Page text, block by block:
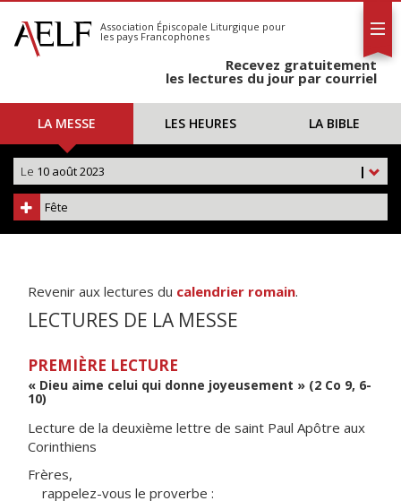
S'abonner
Calendrier
Association Épiscopale Liturgique pour
les pays Francophones
Recevez gratuitement
les lectures du jour par courriel
LA MESSE LES HEURES LA BIBLE
|
Le 10 août 2023
Fête
Revenir aux lectures du calendrier romain.
LECTURES DE LA MESSE
PREMIÈRE LECTURE
« Dieu aime celui qui donne joyeusement » (2 Co 9, 6-
10)
Lecture de la deuxième lettre de saint Paul Apôtre aux
Corinthiens
Frères,
rappelez-vous le proverbe :